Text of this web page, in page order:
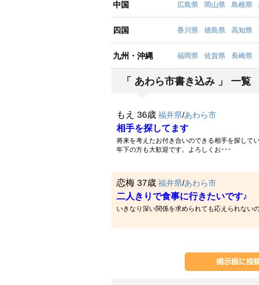
中国 広島県 岡山県 島根県
四国 香川県 徳島県 高知県
九州・沖縄 福岡県 佐賀県 長崎県
「 あわら市書き込み 」 一覧
もえ 36歳 福井県/あわら市
相手を探してます
将来を考えたお付き合いのできる相手を探して
年下の方も大歓迎です。よろしくお･･･
恋梅 37歳 福井県/あわら市
二人きりで食事に行きたいです♪
いきなり深い関係を求められても応えられない